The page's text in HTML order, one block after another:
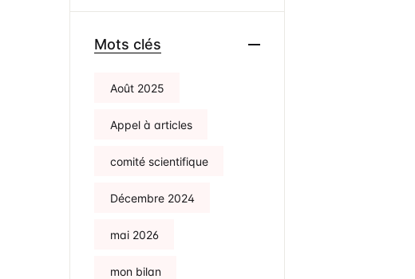
Mots clés
Août 2025
Appel à articles
comité scientifique
Décembre 2024
mai 2026
mon bilan